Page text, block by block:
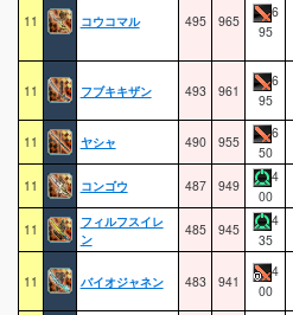
11 コウコマル 495 965
6
95
11 フブキキザン 493 961
6
95
11
ヤシャ 490 955
6
50
11 コンゴウ 487 949
4
00
11
フィルフスイレ
ン
485 945
4
35
11 バイオジャネン 483 941
4
00